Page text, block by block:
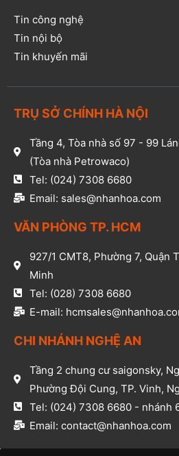
Tin công nghệ
Tin nội bộ
Tin khuyến mãi
TRỤ SỞ CHÍNH HÀ NỘI
Tầng 4, Tòa nhà số 97 - 99
(Tòa nhà Petrowaco)
Tel: (024) 7308 6680
Email: sales@nhanhoa.com
VĂN PHÒNG TP. HCM​
927/1 CMT8, Phường 7, Quận
Minh​
Tel: (028) 7308 6680​
E-mail:
CHI NHÁNH NGHỆ AN​
Tầng 2 chung cư saigonsky,
Phường Đội Cung, TP. Vinh,
Tel: (024) 7308 6680 - nhánh
Email: contact@nhanhoa.com​